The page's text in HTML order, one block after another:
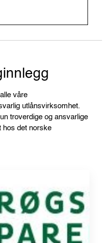
våre
utlånsvirksomhet.
troverdige og ansvarlige
hos det norske